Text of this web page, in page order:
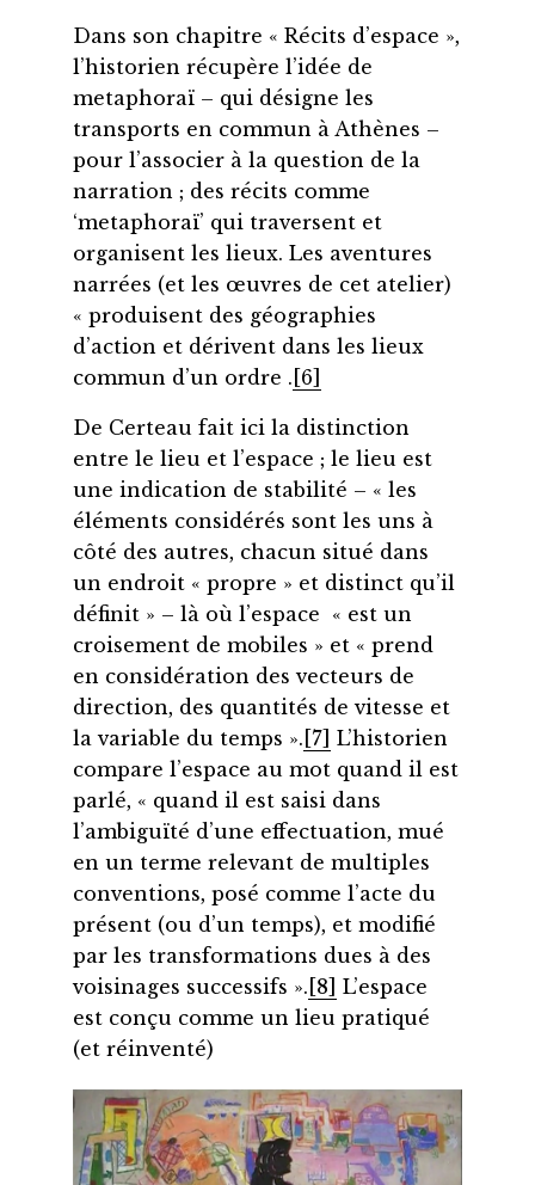
Dans son chapitre « Récits d’espace »,
l’historien récupère l’idée de
metaphoraï – qui désigne les
transports en commun à Athènes –
pour l’associer à la question de la
narration ; des récits comme
‘metaphoraï’ qui traversent et
organisent les lieux. Les aventures
narrées (et les œuvres de cet atelier)
« produisent des géographies
d’action et dérivent dans les lieux
commun d’un ordre . [6]
De Certeau fait ici la distinction
entre le lieu et l’espace ; le lieu est
une indication de stabilité – « les
éléments considérés sont les uns à
côté des autres, chacun situé dans
un endroit « propre » et distinct qu’il
définit » – là où l’espace « est un
croisement de mobiles » et « prend
en considération des vecteurs de
direction, des quantités de vitesse et
la variable du temps ». [7] L’historien
compare l’espace au mot quand il est
parlé, « quand il est saisi dans
l’ambiguïté d’une effectuation, mué
en un terme relevant de multiples
conventions, posé comme l’acte du
présent (ou d’un temps), et modifié
par les transformations dues à des
voisinages successifs ». [8]
L’espace
est conçu comme un lieu pratiqué
(et réinventé)